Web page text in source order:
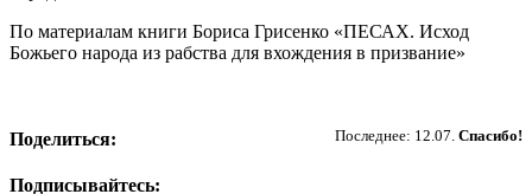
По материалам книги Бориса Грисенко «ПЕСАХ. Исход
Божьего народа из рабства для вхождения в призвание»
Последнее: 12.07. Спасибо!
Поделиться:
Подписывайтесь: